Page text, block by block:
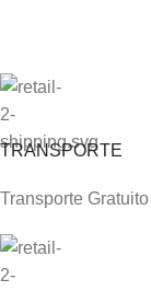
TRANSPORTE
Transporte